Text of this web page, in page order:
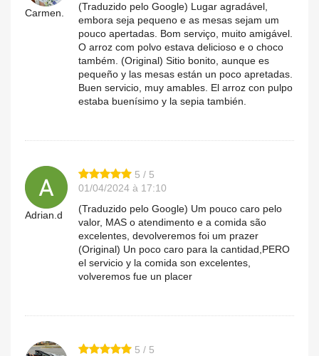
Carmen.
(Traduzido pelo Google) Lugar agradável,
embora seja pequeno e as mesas sejam um
pouco apertadas. Bom serviço, muito amigável.
O arroz com polvo estava delicioso e o choco
também. (Original) Sitio bonito, aunque es
pequeño y las mesas están un poco apretadas.
Buen servicio, muy amables. El arroz con pulpo
estaba buenísimo y la sepia también.
Adrian.d
5 / 5
01/04/2024 à 17:10
(Traduzido pelo Google) Um pouco caro pelo
valor, MAS o atendimento e a comida são
excelentes, devolveremos foi um prazer
(Original) Un poco caro para la cantidad,PERO
el servicio y la comida son excelentes,
volveremos fue un placer
5 / 5